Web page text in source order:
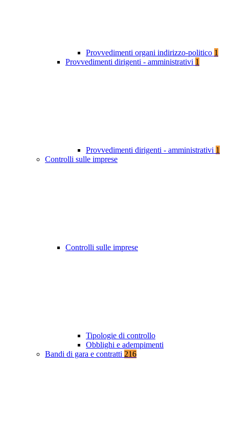
Provvedimenti organi indirizzo-politico 1
Provvedimenti dirigenti - amministrativi 1
Provvedimenti dirigenti - amministrativi 1
Controlli sulle imprese
Controlli sulle imprese
Tipologie di controllo
Obblighi e adempimenti
Bandi di gara e contratti 216